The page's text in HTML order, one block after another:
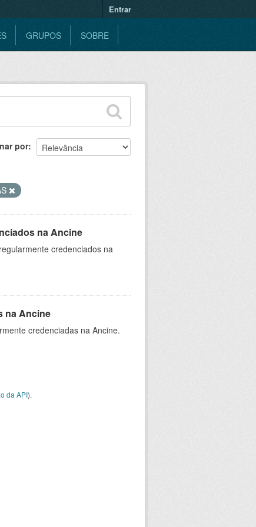
Entrar
GRUPOS SOBRE
por
na Ancine
credenciados na
na Ancine
credenciadas na Ancine.
da API).